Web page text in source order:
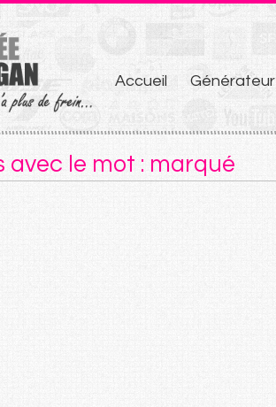
Aller
au
contenu
Accueil Générateur
avec le mot : marqué